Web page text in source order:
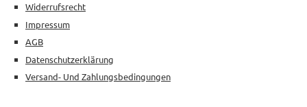
Widerrufsrecht
Impressum
AGB
Datenschutzerklärung
Versand- Und Zahlungsbedingungen